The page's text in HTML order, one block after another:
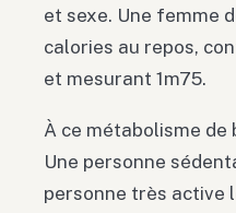
et sexe. Une femme
calories au repos,
et mesurant 1m75.
À ce métabolisme de
Une personne
personne très active